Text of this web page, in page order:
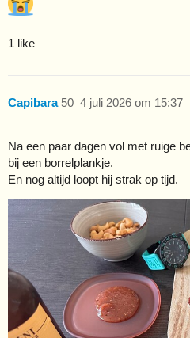
1 like
Capibara 4 juli 2026 om 15:37
50
Na een paar dagen vol met ruige
bij een borrelplankje.
En nog altijd loopt hij strak op tijd.